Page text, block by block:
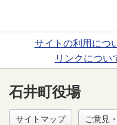
サイトの利用につ
リンクについ
石井町役場
サイトマップ ご意見